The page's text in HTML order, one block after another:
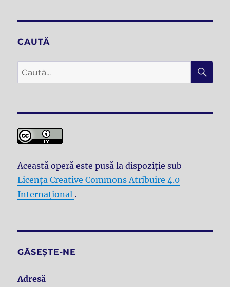
CAUTĂ
Caută
după:
Această operă este pusă la dispoziţie sub
Licenţa Creative Commons Atribuire 4.0
Internațional .
GĂSEȘTE-NE
Adresă